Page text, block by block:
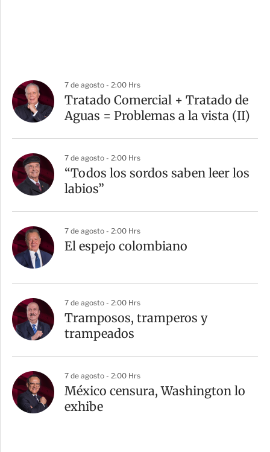
7 de agosto - 2:00 Hrs
Tratado Comercial + Tratado de
Aguas = Problemas a la vista (II)
7 de agosto - 2:00 Hrs
“Todos los sordos saben leer los
labios”
7 de agosto - 2:00 Hrs
El espejo colombiano
7 de agosto - 2:00 Hrs
Tramposos, tramperos y
trampeados
7 de agosto - 2:00 Hrs
México censura, Washington lo
exhibe